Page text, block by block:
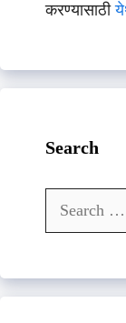
करण्यासाठी
Search
Search
for: